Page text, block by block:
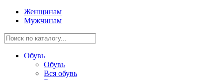
Женщинам
Мужчинам
Обувь
Обувь
Вся обувь